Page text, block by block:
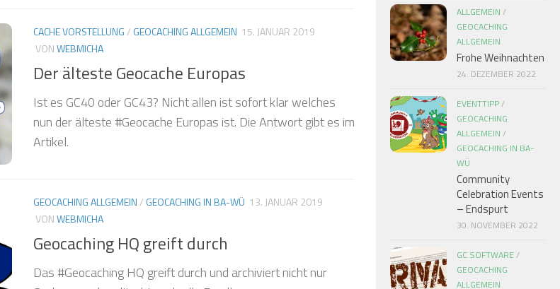
CACHE VORSTELLUNG/ GEOCACHING ALLGEMEIN 15. JANUAR 2019
VONWEBMICHA
Der älteste Geocache Europas
Ist es GC40 oder GC43? Nicht allen ist sofort klar welches
nun der älteste #Geocache Europas ist. Die Antwort gibt es im
Artikel.
GEOCACHING ALLGEMEIN/ GEOCACHING IN BA-WÜ 13. JANUAR 2019
VONWEBMICHA
Geocaching HQ greift durch
Das #Geocaching HQ greift durch und archiviert nicht nur
ALLGEMEIN /
GEOCACHING
ALLGEMEIN
Frohe Weihnachten
24. DEZEMBER 2022
EVENTTIPP/
GEOCACHING
ALLGEMEIN /
GEOCACHING IN BA-
WÜ
Community
Celebration Events
– Endspurt
30. NOVEMBER 2022
GC SOFTWARE /
GEOCACHING
ALLGEMEIN